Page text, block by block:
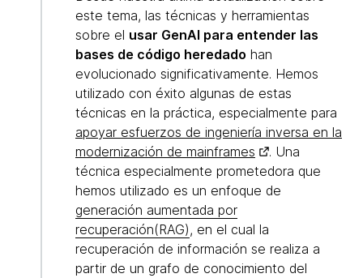
este tema, las técnicas y herramientas
sobre el usar GenAI para entender las
bases de código heredado han
evolucionado significativamente. Hemos
utilizado con éxito algunas de estas
técnicas en la práctica, especialmente para
apoyar esfuerzos de ingeniería inversa en la
modernización de mainframes
. Una
técnica especialmente prometedora que
hemos utilizado es un enfoque de
generación aumentada por
recuperación(RAG), en el cual la
recuperación de información se realiza a
partir de un grafo de conocimiento del